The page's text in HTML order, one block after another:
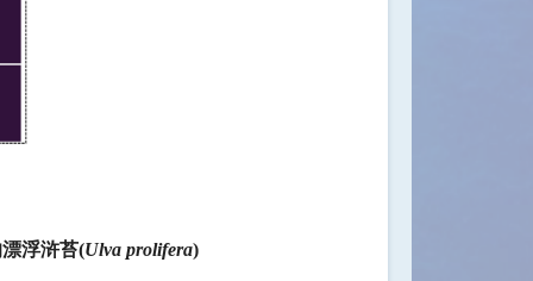
浮浒苔(Ulva prolifera)